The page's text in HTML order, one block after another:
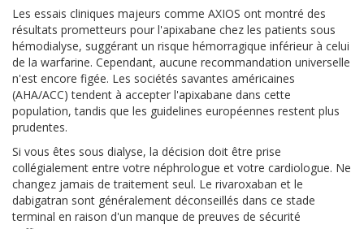
Les essais cliniques majeurs comme AXIOS ont montré des
résultats prometteurs pour l'apixabane chez les patients sous
hémodialyse, suggérant un risque hémorragique inférieur à celui
de la warfarine. Cependant, aucune recommandation universelle
n'est encore figée. Les sociétés savantes américaines
(AHA/ACC) tendent à accepter l'apixabane dans cette
population, tandis que les guidelines européennes restent plus
prudentes.
Si vous êtes sous dialyse, la décision doit être prise
collégialement entre votre néphrologue et votre cardiologue. Ne
changez jamais de traitement seul. Le rivaroxaban et le
dabigatran sont généralement déconseillés dans ce stade
terminal en raison d'un manque de preuves de sécurité